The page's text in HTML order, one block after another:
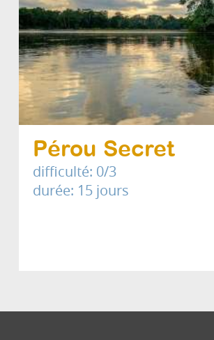
Pérou Secret
difficulté: 0/3
durée: 15 jours